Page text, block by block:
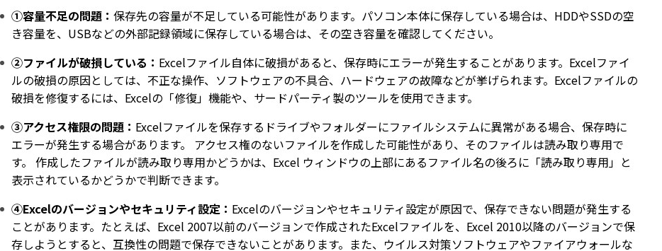
①容量不足の問題： 保存先の容量が不足している可能性があります。パソコン本体に保存している場合は、HDDやSSDの空
き容量を、USBなどの外部記録領域に保存している場合は、その空き容量を確認してください。
②ファイルが破損している： Excelファイル自体に破損があると、保存時にエラーが発生することがあります。Excelファイ
ルの破損の原因としては、不正な操作、ソフトウェアの不具合、ハードウェアの故障などが挙げられます。Excelファイルの
破損を修復するには、Excelの「修復」機能や、サードパーティ製のツールを使用できます。
③アクセス権限の問題： Excelファイルを保存するドライブやフォルダーにファイルシステムに異常がある場合、保存時に
エラーが発生する場合があります。 アクセス権のないファイルを作成した可能性があり、そのファイルは読み取り専用で
す。 作成したファイルが読み取り専用かどうかは、Excel ウィンドウの上部にあるファイル名の後ろに「読み取り専用」と
表示されているかどうかで判断できます。
④Excelのバージョンやセキュリティ設定： Excelのバージョンやセキュリティ設定が原因で、保存できない問題が発生する
ことがあります。たとえば、Excel 2007以前のバージョンで作成されたExcelファイルを、Excel 2010以降のバージョンで保
存しようとすると、互換性の問題で保存できないことがあります。また、ウイルス対策ソフトウェアやファイアウォールな